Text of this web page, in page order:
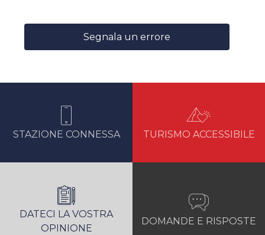
Segnala un errore
STAZIONE CONNESSA TURISMO ACCESSIBILE
DATECI LA VOSTRA
OPINIONE
DOMANDE E RISPOSTE